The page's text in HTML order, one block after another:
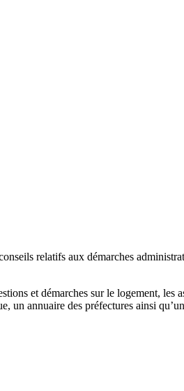
relatifs aux démarches
et démarches sur le logement, les
annuaire des préfectures ainsi